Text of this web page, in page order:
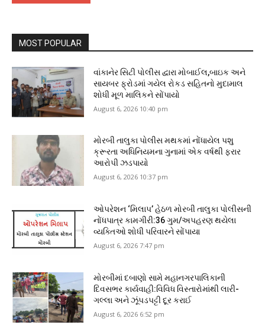
MOST POPULAR
વાંકાનેર સિટી પોલીસ દ્વારા મોબાઈલ,બાઇક અને
સાયબર ફ્રોડમાં ગયેલ રોકડ સહિતનો મુદામાલ
શોધી મૂળ માલિકને સોંપાયો
August 6, 2026 10:40 pm
મોરબી તાલુકા પોલીસ મથકમાં નોંધાયેલ પશુ
ક્રૂરતા અધિનિયમના ગુનામાં એક વર્ષથી ફરાર
આરોપી ઝડપાયો
August 6, 2026 10:37 pm
ઓપરેશન ‘મિલાપ’ હેઠળ મોરબી તાલુકા પોલીસની
નોંધપાત્ર કામગીરી:36 ગુમ/અપહરણ થયેલા
વ્યક્તિઓ શોધી પરિવારને સોંપાયા
August 6, 2026 7:47 pm
મોરબીમાં દબાણો સામે મહાનગરપાલિકાની
દિવસભર કાર્યવાહી:વિવિધ વિસ્તારોમાંથી લારી-
ગલ્લા અને ઝૂંપડપટ્ટી દૂર કરાઈ
August 6, 2026 6:52 pm